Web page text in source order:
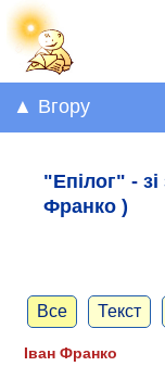
▲ Вгору
"Епілог" -
Франко )
Все Текст
Іван Франко